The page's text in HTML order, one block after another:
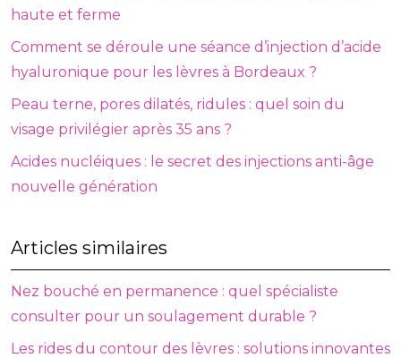
haute et ferme
Comment se déroule une séance d’injection d’acide
hyaluronique pour les lèvres à Bordeaux ?
Peau terne, pores dilatés, ridules : quel soin du
visage privilégier après 35 ans ?
Acides nucléiques : le secret des injections anti-âge
nouvelle génération
Articles similaires
Nez bouché en permanence : quel spécialiste
consulter pour un soulagement durable ?
Les rides du contour des lèvres : solutions innovantes